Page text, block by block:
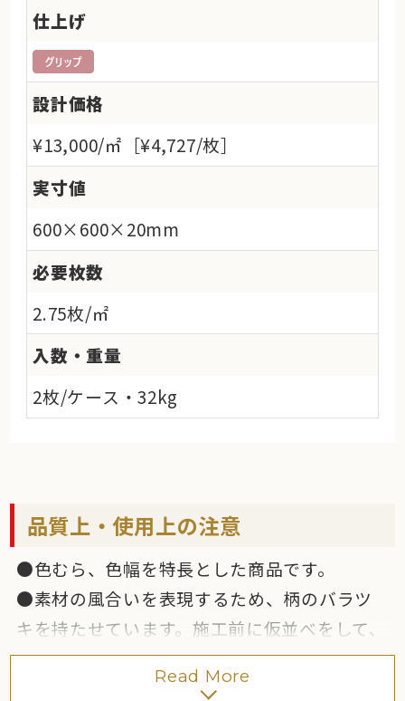
仕上げ
設計価格
¥13,000/㎡［¥4,727/枚］
実寸値
600×600×20mm
必要枚数
2.75枚/㎡
入数・重量
2枚/ケース・32kg
品質上・使用上の注意
●色むら、色幅を特長とした商品です。
●素材の風合いを表現するため、柄のバラツ
キを持たせています。施工前に仮並べをして、
模様・色幅をご確認ください。
●定寸加工を施した商品ではありますが、寸
Read More